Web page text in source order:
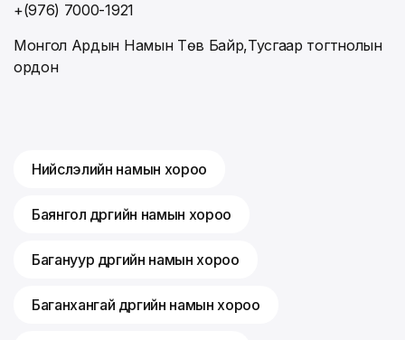
+(976) 7000-1921
Монгол Ардын Намын Төв Байр,Тусгаар тогтнолын
ордон
Нийслэлийн намын хороо
Баянгол дүүргийн намын хороо
Багануур дүүргийн намын хороо
Баганхангай дүүргийн намын хороо